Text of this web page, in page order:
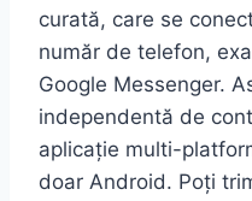
curată, care se
număr de telefon,
Google Messenger.
independentă de
aplicație multi-
doar Android. Poți